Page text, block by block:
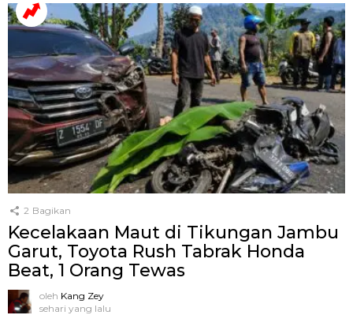
2 Bagikan
Kecelakaan Maut di Tikungan Jambu
Garut, Toyota Rush Tabrak Honda
Beat, 1 Orang Tewas
oleh Kang Zey
sehari yang lalu